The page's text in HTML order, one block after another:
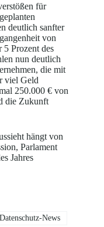
für
deutlich sanfter
von
Prozent des
nun deutlich
die mit
viel Geld
250.000 € von
die Zukunft
hängt von
Parlament
Jahres
News